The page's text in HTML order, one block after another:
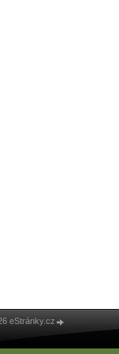
eStránky.cz